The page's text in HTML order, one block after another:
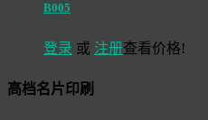
B005
登录 或 注册查看价格!
高档名片印刷